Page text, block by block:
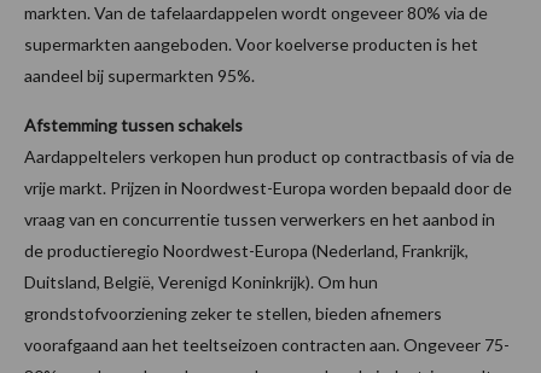
markten. Van de tafelaardappelen wordt ongeveer 80% via de
supermarkten aangeboden. Voor koelverse producten is het
aandeel bij supermarkten 95%.
Afstemming tussen schakels
Aardappeltelers verkopen hun product op contractbasis of via de
vrije markt. Prijzen in Noordwest-Europa worden bepaald door de
vraag van en concurrentie tussen verwerkers en het aanbod in
de productieregio Noordwest-Europa (Nederland, Frankrijk,
Duitsland, België, Verenigd Koninkrijk). Om hun
grondstofvoorziening zeker te stellen, bieden afnemers
voorafgaand aan het teeltseizoen contracten aan. Ongeveer 75-